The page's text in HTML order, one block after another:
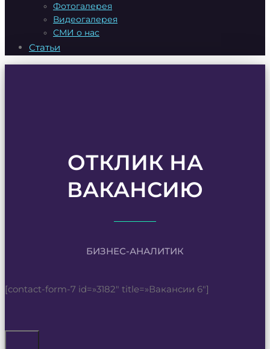
Фотогалерея
Видеогалерея
СМИ о нас
Статьи
ОТКЛИК НА
ВАКАНСИЮ
БИЗНЕС-АНАЛИТИК
[contact-form-7 id=»3182″ title=»Вакансии 6″]